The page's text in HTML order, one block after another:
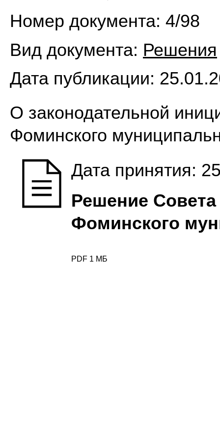
Номер документа: 4/98
Вид документа: Решения
Дата публикации:
О законодательной
Фоминского
Дата принятия:
Решение
Фоминского
PDF 1 МБ